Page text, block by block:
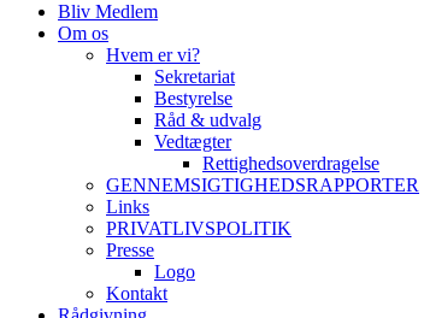
Bliv Medlem
Om os
Hvem er vi?
Sekretariat
Bestyrelse
Råd & udvalg
Vedtægter
Rettighedsoverdragelse
GENNEMSIGTIGHEDSRAPPORTER
Links
PRIVATLIVSPOLITIK
Presse
Logo
Kontakt